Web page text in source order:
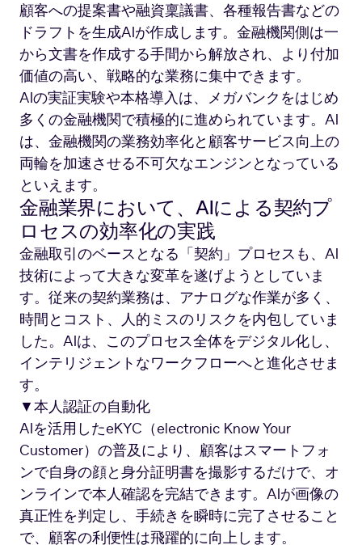
顧客への提案書や融資稟議書、各種報告書などの
ドラフトを生成AIが作成します。金融機関側は一
から文書を作成する手間から解放され、より付加
価値の高い、戦略的な業務に集中できます。
AIの実証実験や本格導入は、メガバンクをはじめ
多くの金融機関で積極的に進められています。AI
は、金融機関の業務効率化と顧客サービス向上の
両輪を加速させる不可欠なエンジンとなっている
金融業界において、AIによる契約プ
ロセスの効率化の実践
金融取引のベースとなる「契約」プロセスも、AI
技術によって大きな変革を遂げようとしていま
す。従来の契約業務は、アナログな作業が多く、
時間とコスト、人的ミスのリスクを内包していま
した。AIは、このプロセス全体をデジタル化し、
インテリジェントなワークフローへと進化させま
す。
▼本人認証の自動化
AIを活用したeKYC（electronic Know Your
Customer）の普及により、顧客はスマートフォ
ンで自身の顔と身分証明書を撮影するだけで、オ
ンラインで本人確認を完結できます。AIが画像の
真正性を判定し、手続きを瞬時に完了させること
で、顧客の利便性は飛躍的に向上します。